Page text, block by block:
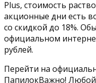
Plus, стоимость
акционные дни есть
со скидкой до 18%.
официальном
рублей.
Перейти на
ПапилокВажно!